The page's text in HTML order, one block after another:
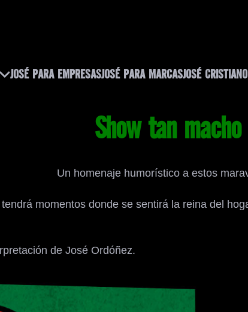
JOSÉ PARA EMPRESASJOSÉ PARA MARCASJOSÉ CRISTIANO
Show tan
Un homenaje humorístico a estos
momentos donde se sentirá la reina del
de José Ordóñez.